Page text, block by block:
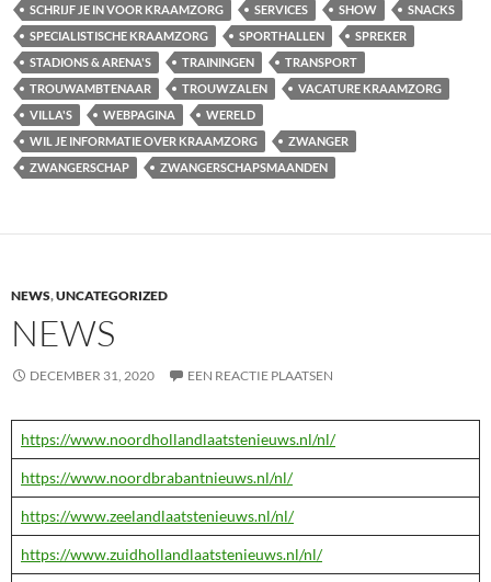
SCHRIJF JE IN VOOR KRAAMZORG
SERVICES SHOW
SNACKS
SPECIALISTISCHE KRAAMZORG
SPORTHALLEN
SPREKER
STADIONS & ARENA'S
TRAININGEN
TRANSPORT
TROUWAMBTENAAR
TROUWZALEN
VACATURE KRAAMZORG
VILLA'S
WEBPAGINA
WERELD
WIL JE INFORMATIE OVER KRAAMZORG
ZWANGER
ZWANGERSCHAP
ZWANGERSCHAPSMAANDEN
NEWS,UNCATEGORIZED
NEWS
DECEMBER 31, 2020 EEN REACTIE PLAATSEN
https://www.noordhollandlaatstenieuws.nl/nl/
https://www.noordbrabantnieuws.nl/nl/
https://www.zeelandlaatstenieuws.nl/nl/
https://www.zuidhollandlaatstenieuws.nl/nl/